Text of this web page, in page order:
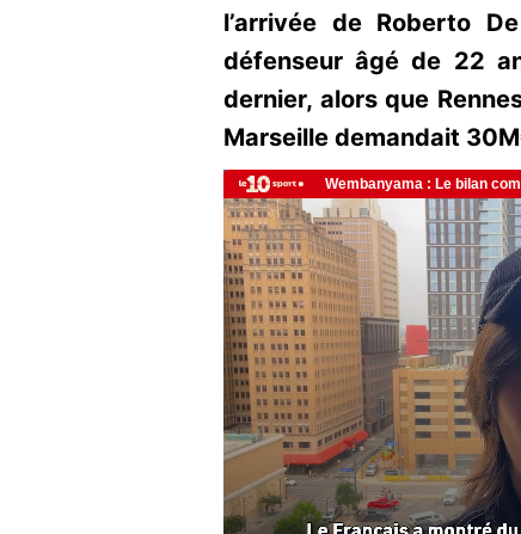
l’arrivée de Roberto
défenseur âgé de 22
dernier, alors que
Marseille demandait